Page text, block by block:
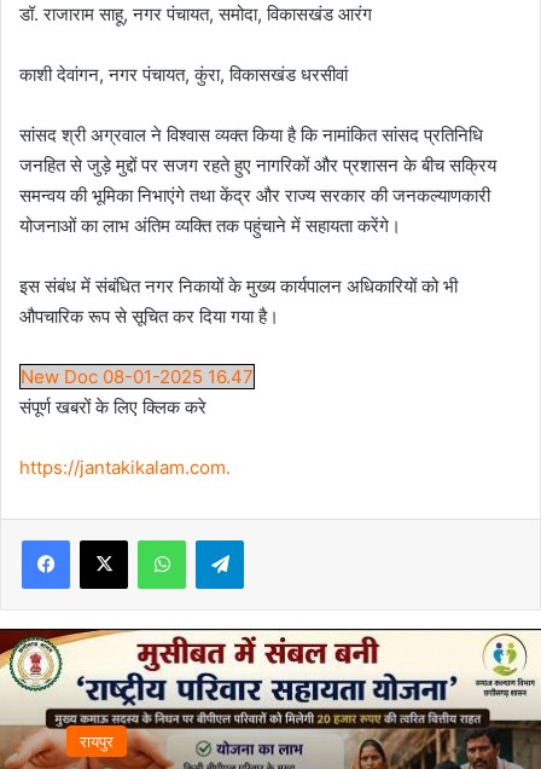
डॉ. राजाराम साहू, नगर पंचायत, समोदा, विकासखंड आरंग
काशी देवांगन, नगर पंचायत, कुंरा, विकासखंड धरसीवां
सांसद श्री अग्रवाल ने विश्वास व्यक्त किया है कि नामांकित सांसद प्रतिनिधि
जनहित से जुड़े मुद्दों पर सजग रहते हुए नागरिकों और प्रशासन के बीच सक्रिय
समन्वय की भूमिका निभाएंगे तथा केंद्र और राज्य सरकार की जनकल्याणकारी
योजनाओं का लाभ अंतिम व्यक्ति तक पहुंचाने में सहायता करेंगे।
इस संबंध में संबंधित नगर निकायों के मुख्य कार्यपालन अधिकारियों को भी
औपचारिक रूप से सूचित कर दिया गया है।
New Doc 08-01-2025 16.47
संपूर्ण खबरों के लिए क्लिक करे
https://jantakikalam.com.
Facebook
X WhatsAppTelegram
रायपुर